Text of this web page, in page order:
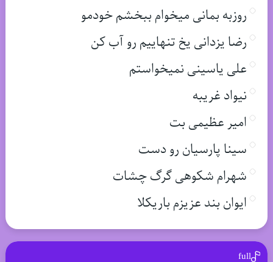
روزبه بمانی میخوام ببخشم خودمو
رضا یزدانی یخ تنهاییم رو آب کن
علی یاسینی نمیخواستم
نیواد غریبه
امیر عظیمی بت
سینا پارسیان رو دست
شهرام شکوهی گرگ چشات
ایوان بند عزیزم باریکلا
full